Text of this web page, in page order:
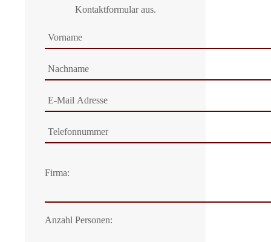
Kontaktformular aus.
Firma:
Anzahl Personen: